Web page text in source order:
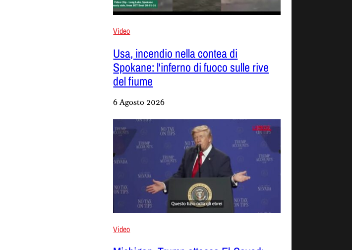
Video
Usa, incendio nella contea di
Spokane: l'inferno di fuoco sulle rive
del fiume
6 Agosto 2026
Video